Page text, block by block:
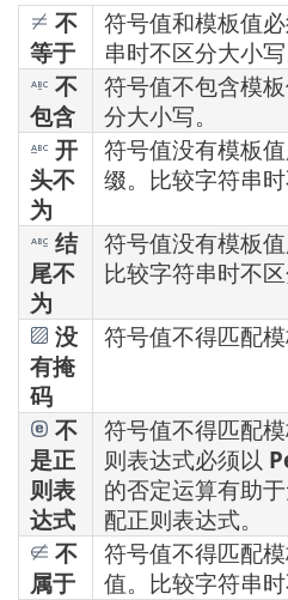
不
等于
符号值和模板值
串时不区分大小写
不
包含
符号值不包含模
分大小写。
开
头不
为
符号值没有模板
缀。比较字符串时
结
尾不
为
符号值没有模板值
比较字符串时不区
没
有掩
码
符号值不得匹配模
不
是正
则表
达式
符号值不得匹配
则表达式必须以
的否定运算有助
配正则表达式。
不
属于
符号值不得匹配
值。比较字符串时